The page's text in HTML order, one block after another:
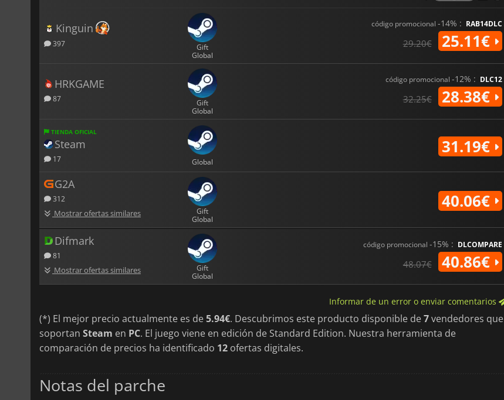
Kinguin
397
Gift
Global
código promocional -14% : RAB14DLC
29.20€ 25.11€
HRKGAME
87
Gift
Global
código promocional -12% : DLC12
32.25€ 28.38€
TIENDA OFICIAL
Steam
17 Global
31.19€
G2A
312
Mostrar ofertas similares
Gift
Global
40.06€
Difmark
81
Mostrar ofertas similares
Gift
Global
código promocional -15% : DLCOMPARE
48.07€ 40.86€
Informar de un error o enviar comentarios
(*) El mejor precio actualmente es de5.94€. Descubrimos este producto disponible de7vendedores que
soportan Steam en PC. El juego viene en edición de Standard Edition. Nuestra herramienta de
comparación de precios ha identificado 12 ofertas digitales.
Notas del parche